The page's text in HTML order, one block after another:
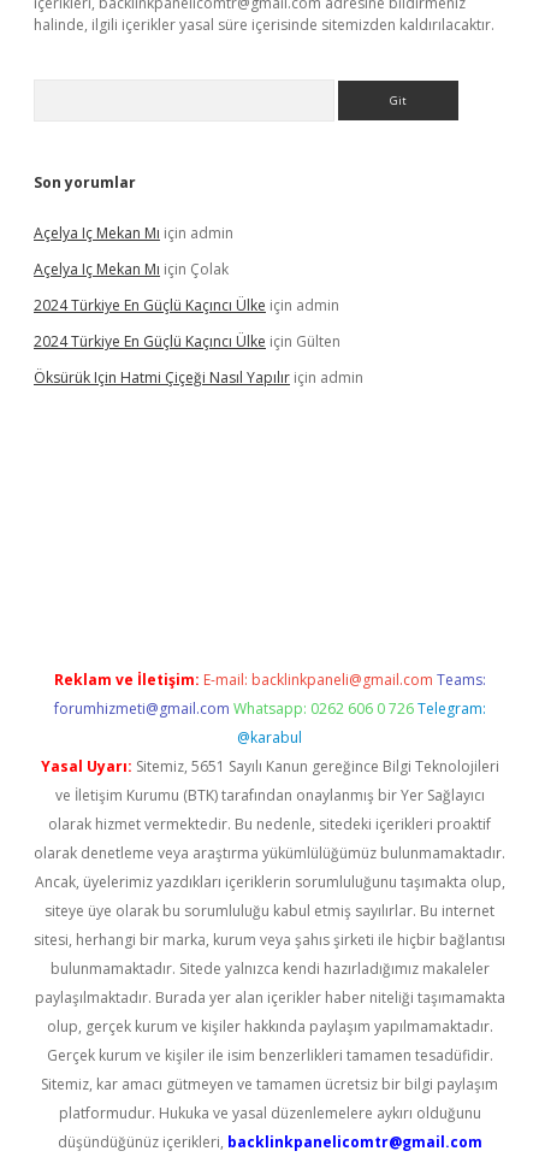
halinde, ilgili içerikler yasal süre içerisinde sitemizden kaldırılacaktır.
Son yorumlar
Açelya Iç Mekan Mı için admin
Açelya Iç Mekan Mı için Çolak
2024 Türkiye En Güçlü Kaçıncı Ülke için admin
2024 Türkiye En Güçlü Kaçıncı Ülke için Gülten
Öksürük Için Hatmi Çiçeği Nasıl Yapılır için admin
Reklam ve İletişim: E-mail: backlinkpaneli@gmail.com Teams:
forumhizmeti@gmail.com Whatsapp: 0262 606 0 726 Telegram:
@karabul
Yasal Uyarı: Sitemiz, 5651 Sayılı Kanun gereğince Bilgi Teknolojileri
ve İletişim Kurumu (BTK) tarafından onaylanmış bir Yer Sağlayıcı
olarak hizmet vermektedir. Bu nedenle, sitedeki içerikleri proaktif
olarak denetleme veya araştırma yükümlülüğümüz bulunmamaktadır.
Ancak, üyelerimiz yazdıkları içeriklerin sorumluluğunu taşımakta olup,
siteye üye olarak bu sorumluluğu kabul etmiş sayılırlar. Bu internet
sitesi, herhangi bir marka, kurum veya şahıs şirketi ile hiçbir bağlantısı
bulunmamaktadır. Sitede yalnızca kendi hazırladığımız makaleler
paylaşılmaktadır. Burada yer alan içerikler haber niteliği taşımamakta
olup, gerçek kurum ve kişiler hakkında paylaşım yapılmamaktadır.
Gerçek kurum ve kişiler ile isim benzerlikleri tamamen tesadüfidir.
Sitemiz, kar amacı gütmeyen ve tamamen ücretsiz bir bilgi paylaşım
platformudur. Hukuka ve yasal düzenlemelere aykırı olduğunu
düşündüğünüz içerikleri, backlinkpanelicomtr@gmail.com